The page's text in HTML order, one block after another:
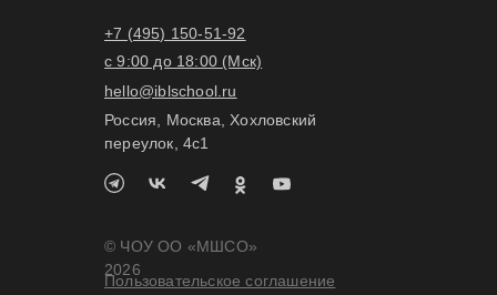
+7 (495) 150-51-92
с 9:00 до 18:00 (Мск)
hello@iblschool.ru
Россия, Москва, Хохловский
переулок, 4c1
© ЧОУ ОО «МШСО»
2026
Пользовательское соглашение